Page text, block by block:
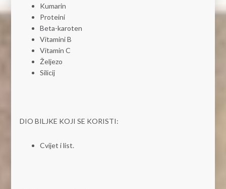
Kumarin
Proteini
Beta-karoten
Vitamini B
Vitamin C
Željezo
Silicij
DIO BILJKE KOJI SE KORISTI:
Cvijet i list.